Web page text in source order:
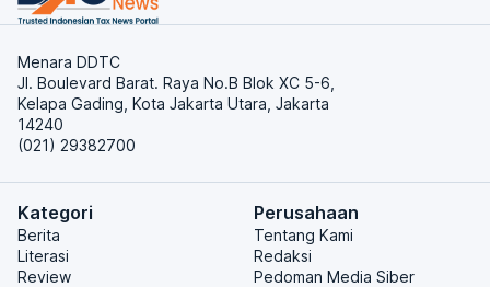
Menara DDTC
Jl. Boulevard Barat. Raya No.B Blok XC 5-6,
Kelapa Gading, Kota Jakarta Utara, Jakarta
14240
(021) 29382700
Kategori
Berita
Literasi
Review
Perusahaan
Tentang Kami
Redaksi
Pedoman Media Siber